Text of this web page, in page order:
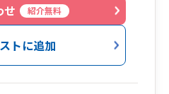
せ
紹介無料
トに追加